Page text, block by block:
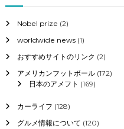
Nobel prize (2)
worldwide news(1)
おすすめサイトのリンク (2)
アメリカンフットボール(172)
日本のアメフト (169)
カーライフ (128)
グルメ情報について (120)